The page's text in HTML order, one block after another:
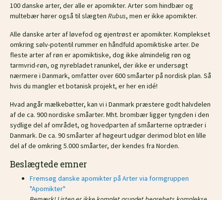
100 danske arter, der alle er apomikter. Arter som hindbær og
multebær hører også til slægten Rubus, men er ikke apomikter.
Alle danske arter af løvefod og øjentrøst er apomikter. Komplekset
omkring sølv-potentil rummer en håndfuld apomiktiske arter. De
fleste arter af røn er apomiktiske, dog ikke almindelig røn og
tarmvrid-røn, og nyrebladet ranunkel, der ikke er undersøgt
nærmere i Danmark, omfatter over 600 småarter på nordisk plan. Så
hvis du mangler et botanisk projekt, er her en idé!
Hvad angår mælkebøtter, kan vi i Danmark præstere godt halvdelen
af de ca. 900 nordiske småarter. Mht. brombær ligger tyngden i den
sydlige del af området, og hovedparten af småarterne optræder i
Danmark. De ca. 90 småarter af høgeurt udgør derimod blot en lille
del af de omkring 5.000 småarter, der kendes fra Norden.
Beslægtede emner
Fremsøg danske apomikter på Arter via formgruppen
"Apomikter"